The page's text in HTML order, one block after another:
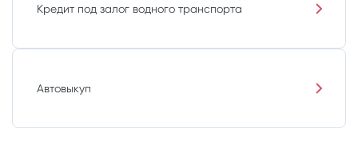
Кредит под залог водного транспорта
Автовыкуп